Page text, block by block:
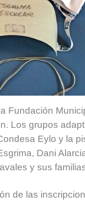
Fundación
Los grupos
Eylo y la
Dani
y sus
de las